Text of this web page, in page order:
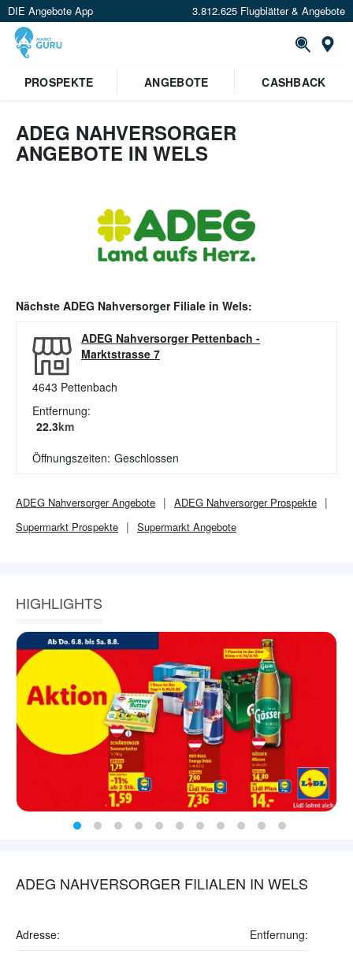
DIE Angebote App 3.812.625 Flugblätter & Angebote
PROSPEKTE
ANGEBOTE CASHBACK
ADEG NAHVERSORGER
ANGEBOTE IN WELS
Nächste ADEG NahversorgerFiliale in Wels:
ADEG Nahversorger Pettenbach -
Marktstrasse 7
4643 Pettenbach
Entfernung:
22.3km
Öffnungszeiten: Geschlossen
ADEG NahversorgerAngebote ADEG NahversorgerProspekte
Supermarkt Prospekte Supermarkt Angebote
HIGHLIGHTS
ADEG NAHVERSORGER FILIALEN IN WELS
Adresse: Entfernung: